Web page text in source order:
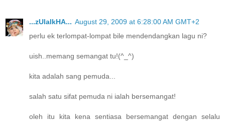
...zUlaIkHA... August 29, 2009 at 6:28:00 AM GMT+2
perlu ek terlompat-lompat bile mendendangkan lagu ni?
uish..memang semangat tu!(^_^)
kita adalah sang pemuda...
salah satu sifat pemuda ni ialah bersemangat!
oleh itu kita kena sentiasa bersemangat dengan selalu